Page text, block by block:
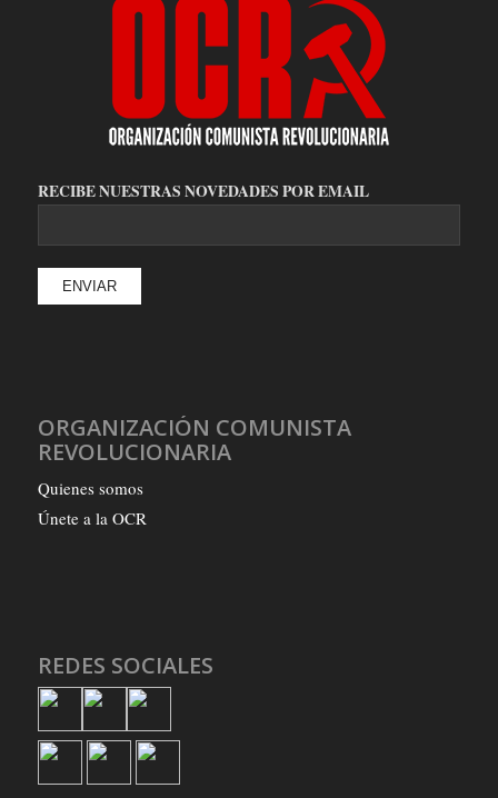
RECIBE NUESTRAS NOVEDADES POR EMAIL
ORGANIZACIÓN COMUNISTA
REVOLUCIONARIA
Quienes somos
Únete a la OCR
REDES SOCIALES